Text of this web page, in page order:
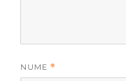
NUME *